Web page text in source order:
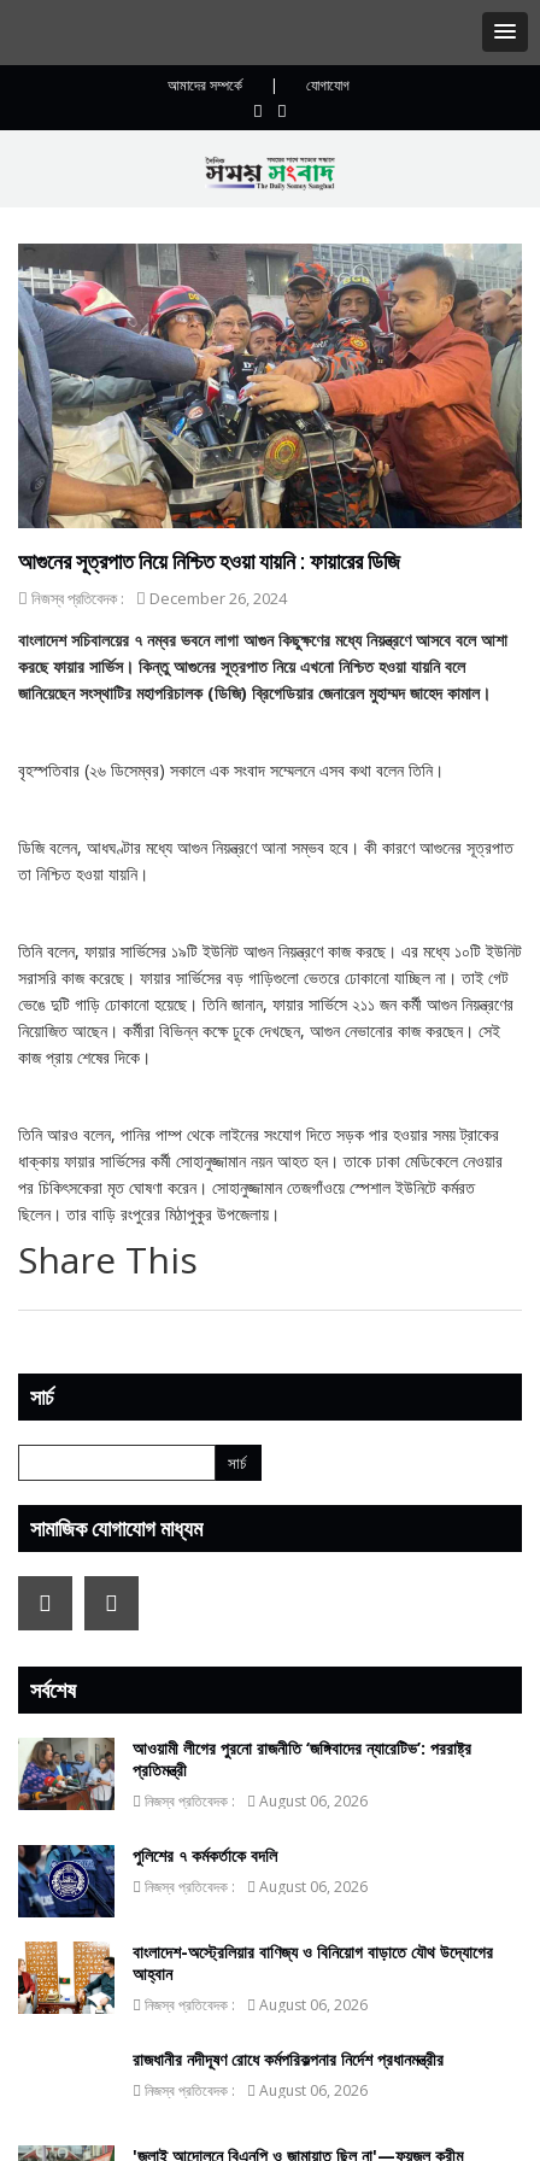
আমাদের সম্পর্কে | যোগাযোগ
আগুনের সূত্রপাত নিয়ে নিশ্চিত হওয়া যায়নি : ফায়ারের ডিজি
নিজস্ব প্রতিবেদক : December 26, 2024
বাংলাদেশ সচিবালয়ের ৭ নম্বর ভবনে লাগা আগুন কিছুক্ষণের মধ্যে নিয়ন্ত্রণে আসবে বলে আশা
করছে ফায়ার সার্ভিস। কিন্তু আগুনের সূত্রপাত নিয়ে এখনো নিশ্চিত হওয়া যায়নি বলে
জানিয়েছেন সংস্থাটির মহাপরিচালক (ডিজি) ব্রিগেডিয়ার জেনারেল মুহাম্মদ জাহেদ কামাল।
বৃহস্পতিবার (২৬ ডিসেম্বর) সকালে এক সংবাদ সম্মেলনে এসব কথা বলেন তিনি।
ডিজি বলেন, আধঘণ্টার মধ্যে আগুন নিয়ন্ত্রণে আনা সম্ভব হবে। কী কারণে আগুনের সূত্রপাত
তা নিশ্চিত হওয়া যায়নি।
তিনি বলেন, ফায়ার সার্ভিসের ১৯টি ইউনিট আগুন নিয়ন্ত্রণে কাজ করছে। এর মধ্যে ১০টি ইউনিট
সরাসরি কাজ করেছে। ফায়ার সার্ভিসের বড় গাড়িগুলো ভেতরে ঢোকানো যাচ্ছিল না। তাই গেট
ভেঙে দুটি গাড়ি ঢোকানো হয়েছে। তিনি জানান, ফায়ার সার্ভিসে ২১১ জন কর্মী আগুন নিয়ন্ত্রণের
নিয়োজিত আছেন। কর্মীরা বিভিন্ন কক্ষে ঢুকে দেখছেন, আগুন নেভানোর কাজ করছেন। সেই
কাজ প্রায় শেষের দিকে।
তিনি আরও বলেন, পানির পাম্প থেকে লাইনের সংযোগ দিতে সড়ক পার হওয়ার সময় ট্রাকের
ধাক্কায় ফায়ার সার্ভিসের কর্মী সোহানুজ্জামান নয়ন আহত হন। তাকে ঢাকা মেডিকেলে নেওয়ার
পর চিকিৎসকেরা মৃত ঘোষণা করেন। সোহানুজ্জামান তেজগাঁওয়ে স্পেশাল ইউনিটে কর্মরত
ছিলেন। তার বাড়ি রংপুরের মিঠাপুকুর উপজেলায়।
Share This
সার্চ
সামাজিক যোগাযোগ মাধ্যম
সর্বশেষ
আওয়ামী লীগের পুরনো রাজনীতি ‘জঙ্গিবাদের ন্যারেটিভ’: পররাষ্ট্র
প্রতিমন্ত্রী
নিজস্ব প্রতিবেদক : August 06, 2026
পুলিশের ৭ কর্মকর্তাকে বদলি
নিজস্ব প্রতিবেদক : August 06, 2026
বাংলাদেশ-অস্ট্রেলিয়ার বাণিজ্য ও বিনিয়োগ বাড়াতে যৌথ উদ্যোগের
আহ্বান
নিজস্ব প্রতিবেদক : August 06, 2026
রাজধানীর নদীদূষণ রোধে কর্মপরিকল্পনার নির্দেশ প্রধানমন্ত্রীর
নিজস্ব প্রতিবেদক : August 06, 2026
'জুলাই আন্দোলনে বিএনপি ও জামায়াত ছিল না'—ফয়জুল করীম